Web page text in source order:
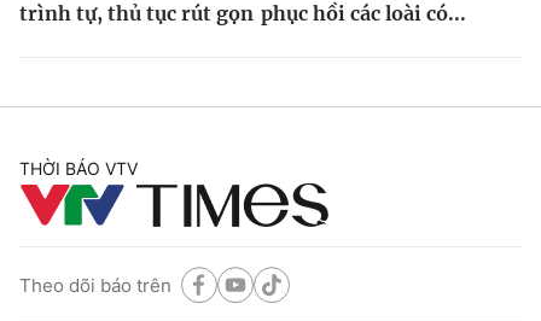
trình tự, thủ tục rút gọn phục hồi các loài có...
THỜI BÁO VTV
Theo dõi báo trên